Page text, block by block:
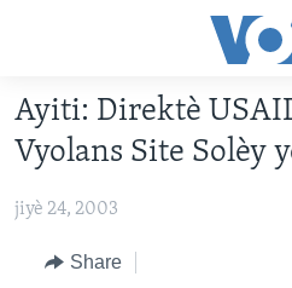
Skip
to
main
Skip
AYITI
LÈZETAZINI
AMERIK LATIN
ENTÈNASYONAL
Ayiti: Direktè
Vyolans Site Solèy
jiyè 24, 2003
Share